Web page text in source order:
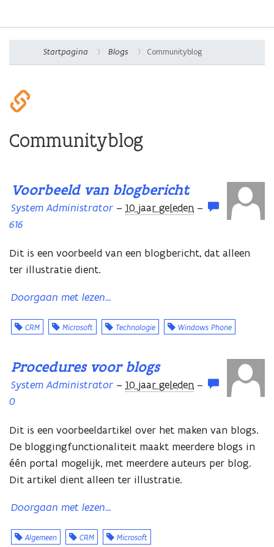
Startpagina Blogs Communityblog
Communityblog
Voorbeeld van blogbericht
System Administrator – 10 jaar geleden –
616
comments
Dit is een voorbeeld van een blogbericht, dat alleen
ter illustratie dient.
Doorgaan met lezen...
CRM Microsoft Technologie Windows Phone
Procedures voor blogs
System Administrator – 10 jaar geleden –
0
comments
Dit is een voorbeeldartikel over het maken van blogs.
De bloggingfunctionaliteit maakt meerdere blogs in
één portal mogelijk, met meerdere auteurs per blog.
Dit artikel dient alleen ter illustratie.
Doorgaan met lezen...
Algemeen CRM Microsoft